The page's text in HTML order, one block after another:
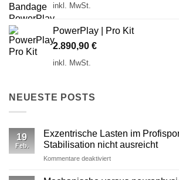
inkl. MwSt.
PowerPlay | Pro Kit
2.890,90 €
inkl. MwSt.
NEUESTE POSTS
19
Feb.
Exzentrische Lasten im
Stabilisation nicht ausreicht
Kommentare deaktiviertfür